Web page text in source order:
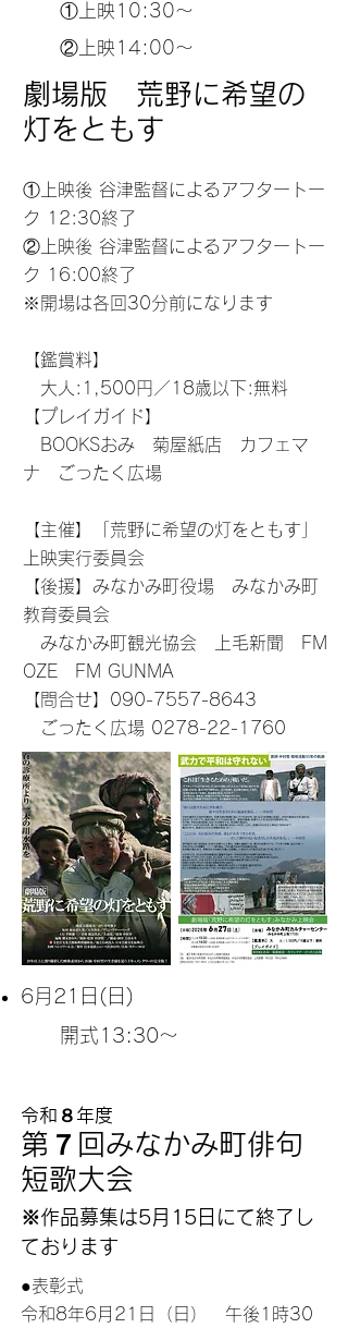
①上映10:30～
②上映14:00～
劇場版 荒野に希望の
灯をともす
①上映後 谷津監督によるアフタートー
ク 12:30終了
​②上映後 谷津監督によるアフタートー
ク 16:00終了
※開場は各回30分前になります
【鑑賞料】
大人:1,500円／18歳以下:無料
【プレイガイド】
BOOKSおみ 菊屋紙店 カフェマ
ナ ごったく広場
【主催】「荒野に希望の灯をともす」
上映実行委員会
【後援】みなかみ町役場 みなかみ町
教育委員会
みなかみ町観光協会 上毛新聞 FM
OZE FM GUNMA
【問合せ】 090-7557-8643
ごったく広場 0278-22-1760
6月21 日(日)
開式13:30～
令和８年度
第７回みなかみ町俳句
短歌大会
※作品募集は5月15日にて終了し
ております
●表彰式
令和8年6月21日（日） 午後1時30